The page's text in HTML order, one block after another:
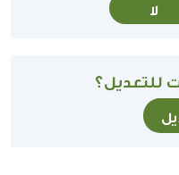
لا
للتعديل؟